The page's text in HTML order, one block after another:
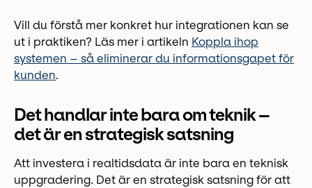
Vill du förstå mer konkret hur integrationen kan se
ut i praktiken? Läs mer i artikeln Koppla ihop
systemen – så eliminerar du informationsgapet för
kunden.
Det handlar inte bara om teknik –
det är en strategisk satsning
Att investera i realtidsdata är inte bara en teknisk
uppgradering. Det är en strategisk satsning för att